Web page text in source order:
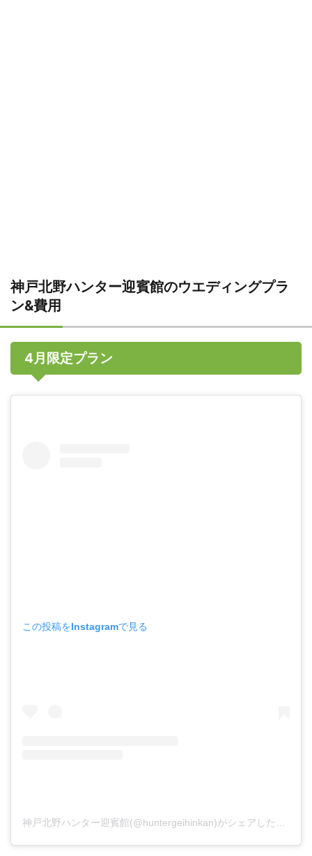
神戸北野ハンター迎賓館のウエディングプラ
ン&費用
4月限定プラン
この投稿をInstagramで見る